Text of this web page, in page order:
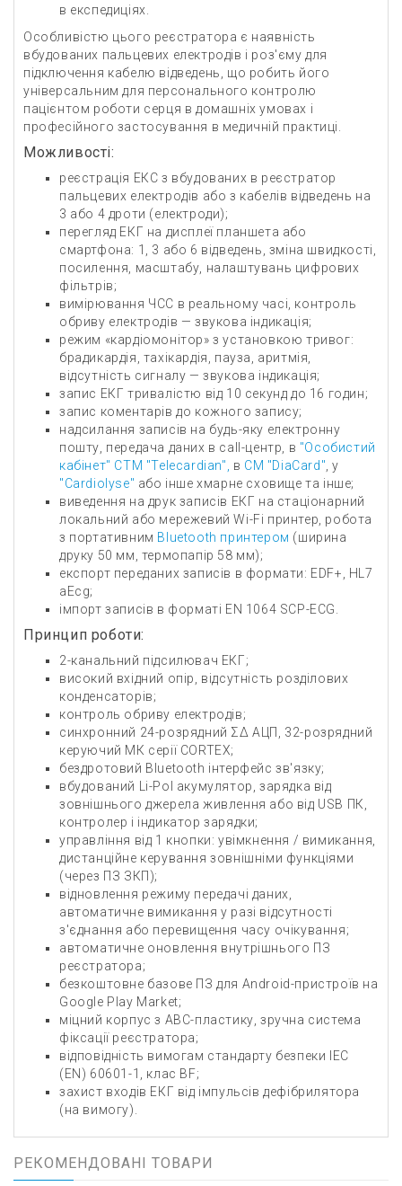
в експедиціях.
Особливістю цього реєстратора є наявність
вбудованих пальцевих електродів і роз'єму для
підключення кабелю відведень, що робить його
універсальним для персонального контролю
пацієнтом роботи серця в домашніх умовах і
професійного застосування в медичній практиці.
Можливості:
реєстрація ЕКС з вбудованих в реєстратор
пальцевих електродів або з кабелів відведень на
3 або 4 дроти (електроди);
перегляд ЕКГ на дисплеї планшета або
смартфона: 1, 3 або 6 відведень, зміна швидкості,
посилення, масштабу, налаштувань цифрових
фільтрів;
вимірювання ЧСС в реальному часі, контроль
обриву електродів — звукова індикація;
режим «кардіомонітор» з установкою тривог:
брадикардія, тахікардія, пауза, аритмія,
відсутність сигналу — звукова індикація;
запис ЕКГ тривалістю від 10 секунд до 16 годин;
запис коментарів до кожного запису;
надсилання записів на будь-яку електронну
пошту, передача даних в call-центр, в "Особистий
кабінет" СТМ "Telecardian",
в СМ "DiaСard" , у
"Cardiolyse" або інше хмарне сховище та інше;
виведення на друк записів ЕКГ на стаціонарний
локальний або мережевий Wi-Fi принтер, робота
з портативним Bluetooth принтером (ширина
друку 50 мм, термопапір 58 мм);
експорт переданих записів в формати: EDF+, HL7
aEcg;
імпорт записів в форматі EN 1064 SCP-ECG.
Принцип роботи:
2-канальний підсилювач ЕКГ;
високий вхідний опір, відсутність розділових
конденсаторів;
контроль обриву електродів;
синхронний 24-розрядний ΣΔ АЦП, 32-розрядний
керуючий МК серії CORTEX;
бездротовий Bluetooth інтерфейс зв'язку;
вбудований Li-Pol акумулятор, зарядка від
зовнішнього джерела живлення або від USB ПК,
контролер і індикатор зарядки;
управління від 1 кнопки: увімкнення / вимикання,
дистанційне керування зовнішніми функціями
(через ПЗ ЗКП);
відновлення режиму передачі даних,
автоматичне вимикання у разі відсутності
з'єднання або перевищення часу очікування;
автоматичне оновлення внутрішнього ПЗ
реєстратора;
безкоштовне базове ПЗ для Android-пристроїв на
Google Play Market;
міцний корпус з АВС-пластику, зручна система
фіксації реєстратора;
відповідність вимогам стандарту безпеки IEC
(EN) 60601-1, клас BF;
захист входів ЕКГ від імпульсів дефібрилятора
(на вимогу).
РЕКОМЕНДОВАНІ ТОВАРИ